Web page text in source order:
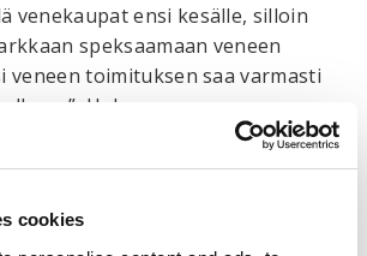
cookies
venekaupat ensi kesälle, silloin
speksaamaan veneen
veneen toimituksen saa varmasti
Halonen sanoo.
myynnin ja huollon sekä
huollot.